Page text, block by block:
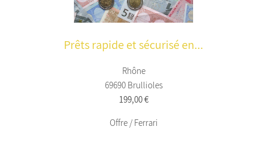
Prêts rapide et sécurisé en...
Rhône
69690 Brullioles
199,00 €
Offre / Ferrari